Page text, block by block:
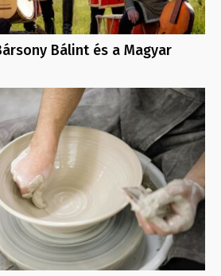
Bálint és a Magyar